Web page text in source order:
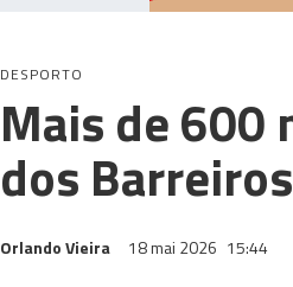
DESPORTO
Mais de 600
dos Barreiros
Orlando Vieira 18 mai 2026 15:44